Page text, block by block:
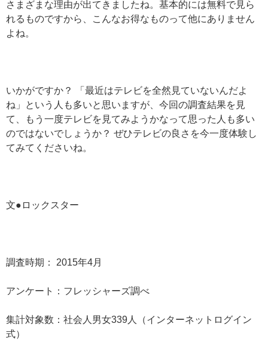
さまざまな理由が出てきましたね。基本的には無料で見ら
れるものですから、こんなお得なものって他にありません
よね。
いかがですか？ 「最近はテレビを全然見ていないんだよ
ね」という人も多いと思いますが、今回の調査結果を見
て、もう一度テレビを見てみようかなって思った人も多い
のではないでしょうか？ ぜひテレビの良さを今一度体験し
てみてくださいね。
文●ロックスター
調査時期： 2015年4月
アンケート：フレッシャーズ調べ
集計対象数：社会人男女339人（インターネットログイン
式）